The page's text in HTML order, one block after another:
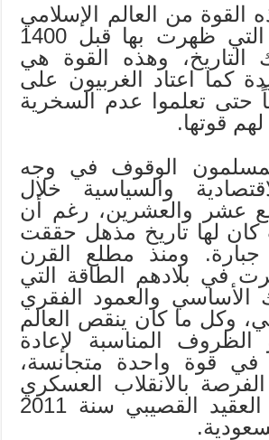
القوة من العالم الإسلامي
بنفس القوة التي ظهرت بها قبل 1400
وهذه القوة هي
كما اعتاد الغربيون على
حتى تعلموا عدم السخرية
قوتها.
الوقوف في وجه
والسياسية خلال
عشر والعشرين، رغم أن
لها تاريخ مذهل حققت
ومنذ مطلع القرن
في بلادهم الطاقة التي
الأساسي والعمود الفقري
وكل ما كان ينقص العالم
الظروف المناسبة لإعادة
في قوة واحدة متجانسة،
بالانقلاب العسكري
الذي قام به العقيد القصيبي سنة 2011